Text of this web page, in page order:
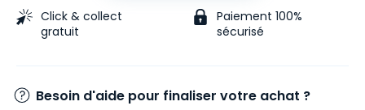
Click & collect
gratuit
Paiement 100%
sécurisé
Besoin d'aide pour finaliser votre achat ?